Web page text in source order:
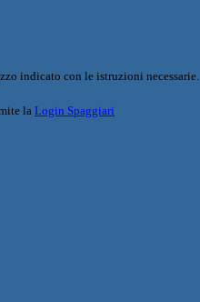
indicato con le istruzioni necessarie.
la Login Spaggiari